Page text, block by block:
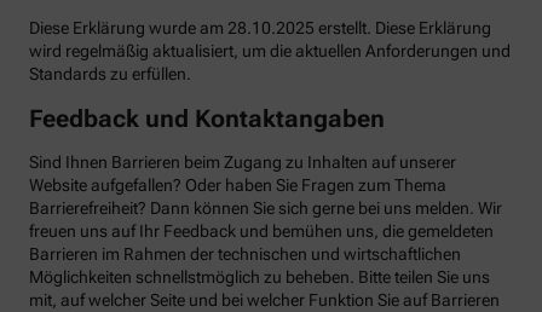
Diese Erklärung wurde am 28.10.2025 erstellt. Diese Erklärung
wird regelmäßig aktualisiert, um die aktuellen Anforderungen und
Standards zu erfüllen.
Feedback und Kontaktangaben
Sind Ihnen Barrieren beim Zugang zu Inhalten auf unserer
Website aufgefallen? Oder haben Sie Fragen zum Thema
Barrierefreiheit? Dann können Sie sich gerne bei uns melden. Wir
freuen uns auf Ihr Feedback und bemühen uns, die gemeldeten
Barrieren im Rahmen der technischen und wirtschaftlichen
Möglichkeiten schnellstmöglich zu beheben. Bitte teilen Sie uns
mit, auf welcher Seite und bei welcher Funktion Sie auf Barrieren